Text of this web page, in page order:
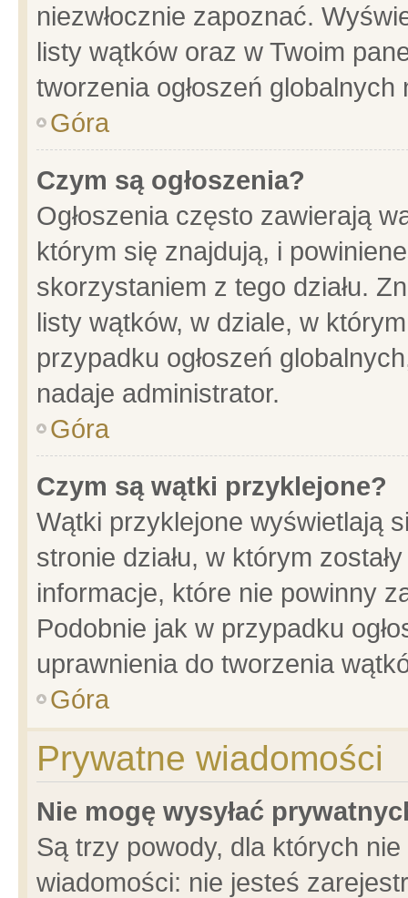
niezwłocznie zapoznać.
listy wątków oraz w Twoim
tworzenia ogłoszeń
Góra
Czym są ogłoszenia?
Ogłoszenia często zawierają
którym się znajdują, i
skorzystaniem z tego działu.
listy wątków, w dziale, w
przypadku ogłoszeń
nadaje administrator.
Góra
Czym są wątki przyklejone?
Wątki przyklejone wyświetlają
stronie działu, w którym
informacje, które nie powinny
Podobnie jak w przypadku
uprawnienia do tworzenia
Góra
Prywatne wiadomości
Nie mogę wysyłać
Są trzy powody, dla których
wiadomości: nie jesteś